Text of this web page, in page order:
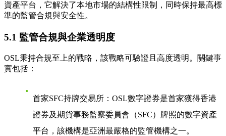
資產平台，它解決了本地市場的結構性限制，同時保持最高標
準的監管合規與安全性。
5.1 監管合規與企業透明度
OSL秉持合規至上的戰略，該戰略可驗證且高度透明。關鍵事
實包括：
首家SFC持牌交易所 ：OSL數字證券是首家獲得香港
證券及期貨事務監察委員會（SFC）牌照的數字資產
平台，該機構是亞洲最嚴格的監管機構之一。